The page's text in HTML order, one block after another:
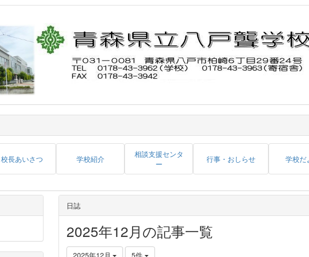
校長あいさつ 学校紹介
相談支援センタ
ー
行事・おしらせ 学校だ
日誌
2025年12月の記事一覧
2025年12月 5件